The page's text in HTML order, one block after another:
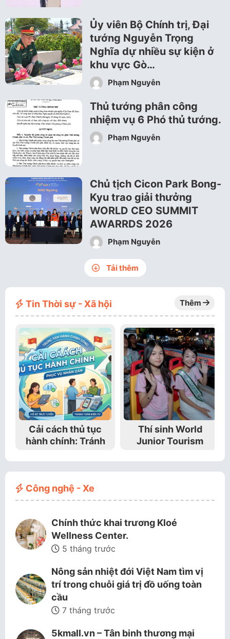
Ủy viên Bộ Chính trị, Đại
tướng Nguyễn Trọng
Nghĩa dự nhiều sự kiện ở
khu vực Gò…
Phạm Nguyễn
Thủ tướng phân công
nhiệm vụ 6 Phó thủ tướng.
Phạm Nguyễn
Chủ tịch Cicon Park Bong-
Kyu trao giải thưởng
WORLD CEO SUMMIT
AWARRDS 2026
Phạm Nguyễn
Tải thêm
Tin Thời sự - Xã hội Thêm
Cải cách thủ tục
hành chính: Tránh
người…
Thí sinh World
Junior Tourism
tụ hội tại Việt Nam…
Công nghệ - Xe
Chính thức khai trương Kloé
Wellness Center.
5 tháng trước
Nông sản nhiệt đới Việt Nam tìm vị
trí trong chuỗi giá trị đồ uống toàn
cầu
7 tháng trước
5kmall.vn – Tân binh thương mại